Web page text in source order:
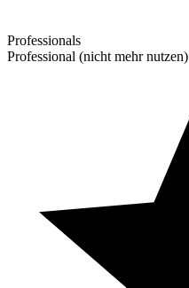
Professionals
Professional (nicht mehr nutzen)